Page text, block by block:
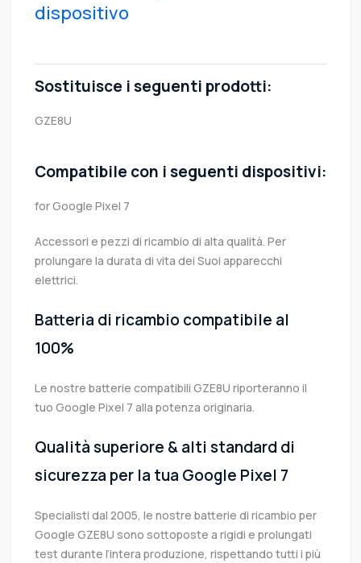
dispositivo
Sostituisce i seguenti prodotti:
GZE8U
Compatibile con i seguenti dispositivi:
for Google Pixel 7
Accessori e pezzi di ricambio di alta qualità. Per
prolungare la durata di vita dei Suoi apparecchi
elettrici.
Batteria di ricambio compatibile al
100%
Le nostre batterie compatibili GZE8U riporteranno il
tuo Google Pixel 7 alla potenza originaria.
Qualità superiore & alti standard di
sicurezza per la tua Google Pixel 7
Specialisti dal 2005, le nostre batterie di ricambio per
Google GZE8U sono sottoposte a rigidi e prolungati
test durante l’intera produzione, rispettando tutti i più